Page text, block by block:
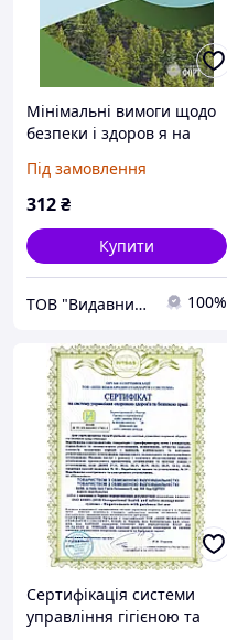
Мінімальні вимоги щодо
безпеки і здоров я на
лісового господарства та
під час викон.робіт.
Під замовлення
312₴
Купити
ТОВ "Видавництво Форт" 100%
Сертифікація системи
управління гігієною та